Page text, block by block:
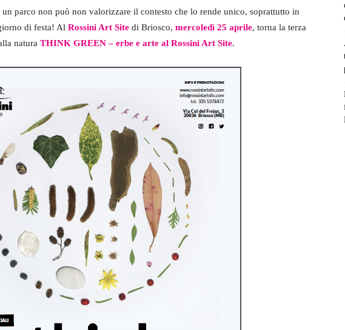
parco non può non valorizzare il contesto che lo rende unico, soprattutto in
di festa! Al Rossini Art Site di Briosco, mercoledì 25 aprile, torna la terza
natura THINK GREEN – erbe e arte al Rossini Art Site.